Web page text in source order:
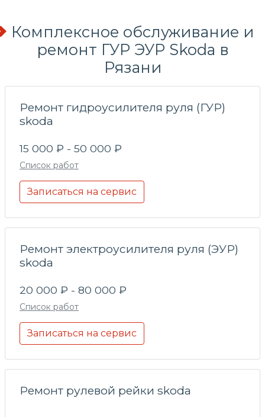
Комплексное обслуживание и
ремонт ГУР ЭУР Skoda в
Рязани
Ремонт гидроусилителя руля (ГУР)
skoda
15 000 ₽ - 50 000 ₽
Список работ
Записаться на сервис
Ремонт электроусилителя руля (ЭУР)
skoda
20 000 ₽ - 80 000 ₽
Список работ
Записаться на сервис
Ремонт рулевой рейки skoda